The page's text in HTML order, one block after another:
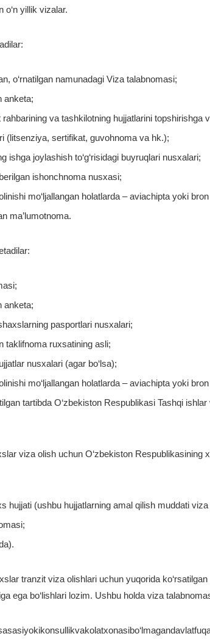
yillik vizalar.
o‘rnatilgan namunadagi Viza talabnomasi;
anketa;
va tashkilotning hujjatlarini topshirishga
(litsenziya, sertifikat, guvohnoma va hk.);
ishga joylashish to‘g‘risidagi buyruqlari nusxalari;
ishonchnoma nusxasi;
mo‘ljallangan holatlarda – aviachipta yoki
ma’lumotnoma.
anketa;
pasportlari nusxalari;
taklifnoma ruxsatining asli;
nusxalari (agar bo‘lsa);
mo‘ljallangan holatlarda – aviachipta yoki
tartibda O‘zbekiston Respublikasi Tashqi
viza olish uchun O‘zbekiston
hujjati (ushbu hujjatlarning amal qilish muddati
tranzit viza olishlari uchun yuqorida
ega bo‘lishlari lozim. Ushbu holda viza